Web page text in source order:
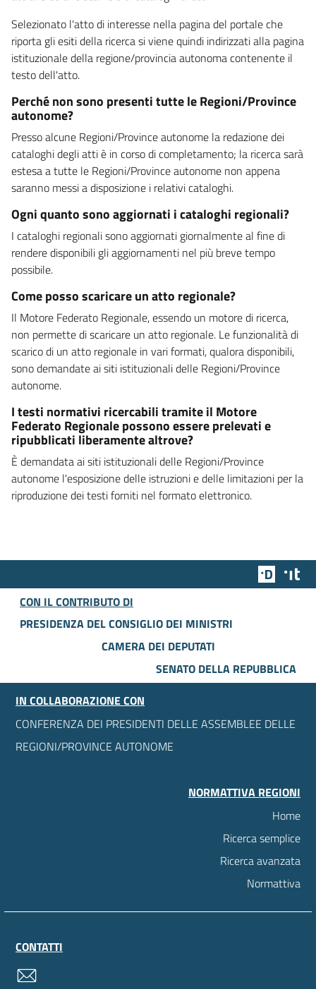
Selezionato l'atto di interesse nella pagina del portale che
riporta gli esiti della ricerca si viene quindi indirizzati alla pagina
istituzionale della regione/provincia autonoma contenente il
testo dell'atto.
Perché non sono presenti tutte le Regioni/Province
autonome?
Presso alcune Regioni/Province autonome la redazione dei
cataloghi degli atti è in corso di completamento; la ricerca sarà
estesa a tutte le Regioni/Province autonome non appena
saranno messi a disposizione i relativi cataloghi.
Ogni quanto sono aggiornati i cataloghi regionali?
I cataloghi regionali sono aggiornati giornalmente al fine di
rendere disponibili gli aggiornamenti nel più breve tempo
possibile.
Come posso scaricare un atto regionale?
Il Motore Federato Regionale, essendo un motore di ricerca,
non permette di scaricare un atto regionale. Le funzionalità di
scarico di un atto regionale in vari formati, qualora disponibili,
sono demandate ai siti istituzionali delle Regioni/Province
autonome.
I testi normativi ricercabili tramite il Motore
Federato Regionale possono essere prelevati e
ripubblicati liberamente altrove?
È demandata ai siti istituzionali delle Regioni/Province
autonome l'esposizione delle istruzioni e delle limitazioni per la
riproduzione dei testi forniti nel formato elettronico.
Team
CON IL CONTRIBUTO DI
PRESIDENZA DEL CONSIGLIO DEI MINISTRI
CAMERA DEI DEPUTATI
SENATO DELLA REPUBBLICA
IN COLLABORAZIONE CON
CONFERENZA DEI PRESIDENTI DELLE ASSEMBLEE DELLE
REGIONI/PROVINCE AUTONOME
NORMATTIVA REGIONI
Home
Ricerca semplice
Ricerca avanzata
Normattiva
CONTATTI